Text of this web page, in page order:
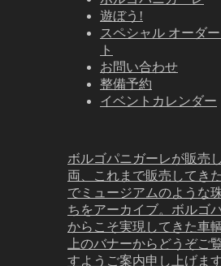
遊ぼう!
スペシャル オーダ
ト
お問い合わせ
整備予約
イベントカレンダー
ボルゴパニガーレが販売
両、これまで販売してき
でミュージアムのような
ちをアーカイブ。ボルゴ
からこそ実現してきた車
上のバナーからどうぞご
すようご案内申し上げます